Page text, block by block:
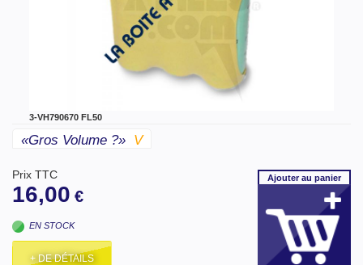
3-VH790670 FL50
«gros Volume ?» V
Prix TTC
16,00 €
EN STOCK
+ DE DÉTAILS
Ajouterau panier